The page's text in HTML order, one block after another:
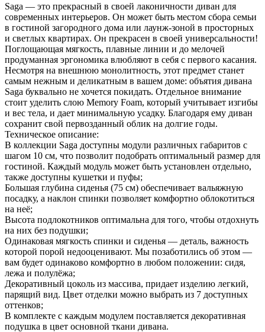
Saga — это прекрасный в своей лаконичности диван для
современных интерьеров. Он может быть местом сбора семьи
в гостиной загородного дома или лаунж-зоной в просторных
и светлых квартирах. Он прекрасен в своей универсальности!
Поглощающая мягкость, плавные линии и до мелочей
продуманная эргономика влюбляют в себя с первого касания.
Несмотря на внешнюю монолитность, этот предмет станет
самым нежным и деликатным в вашем доме: объятия дивана
Saga буквально не хочется покидать. Отдельное внимание
стоит уделить слою Memory Foam, который учитывает изгибы
и вес тела, и дает минимальную усадку. Благодаря ему диван
сохранит свой первозданный облик на долгие годы.
Техническое описание:
В коллекции Saga доступны модули различных габаритов с
шагом 10 см, что позволит подобрать оптимальный размер для
гостиной. Каждый модуль может быть установлен отдельно,
также доступны кушетки и пуфы;
Большая глубина сиденья (75 см) обеспечивает вальяжную
посадку, а наклон спинки позволяет комфортно облокотиться
на неё;
Высота подлокотников оптимальна для того, чтобы отдохнуть
на них без подушки;
Одинаковая мягкость спинки и сиденья — деталь, важность
которой порой недооценивают. Мы позаботились об этом —
вам будет одинаково комфортно в любом положении: сидя,
лежа и полулёжа;
Декоративный цоколь из массива, придает изделию легкий,
парящий вид. Цвет отделки можно выбрать из 7 доступных
оттенков;
В комплекте с каждым модулем поставляется декоративная
подушка в цвет основной ткани дивана.